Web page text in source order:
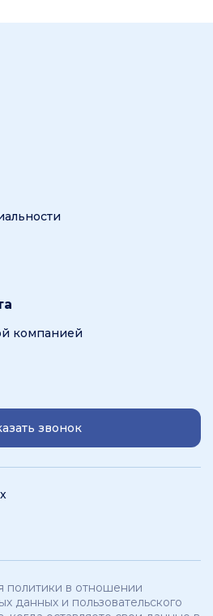
компанией
звонок
политики в отношении
данных и пользовательского